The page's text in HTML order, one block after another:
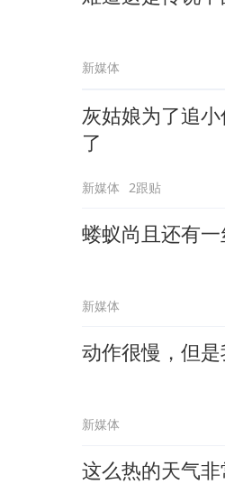
新媒体
灰姑娘为了追
了
新媒体 2跟贴
蝼蚁尚且还有
新媒体
动作很慢，但
新媒体
这么热的天气